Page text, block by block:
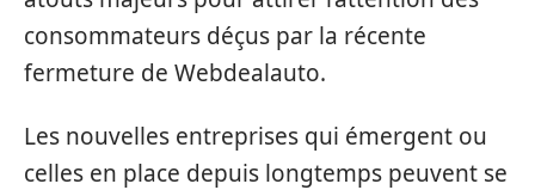
consommateurs déçus par la récente
fermeture de Webdealauto.
Les nouvelles entreprises qui émergent ou
celles en place depuis longtemps peuvent se